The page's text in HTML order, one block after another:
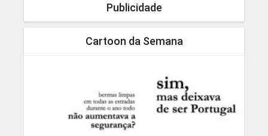
Publicidade
Cartoon da Semana